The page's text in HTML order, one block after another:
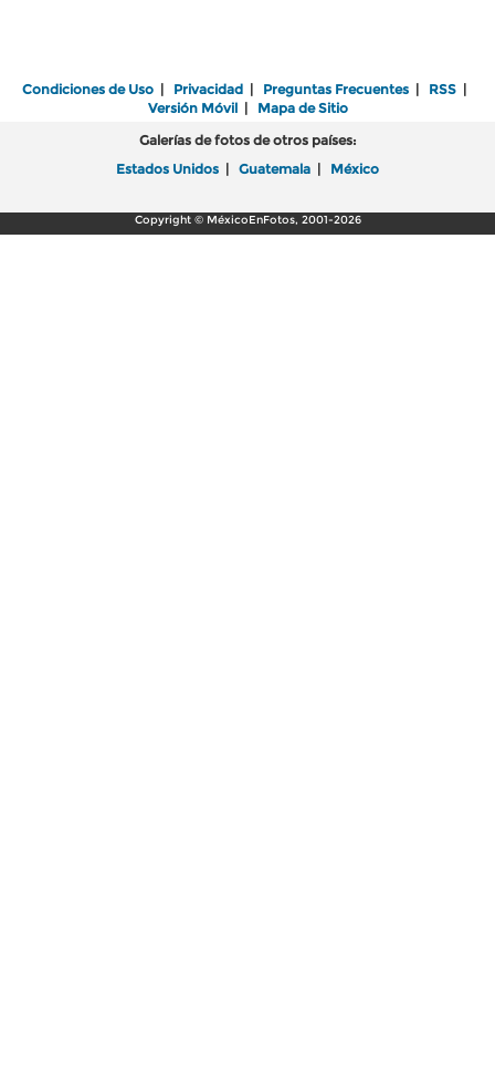
Condiciones de Uso | Privacidad | Preguntas Frecuentes | RSS |
Versión Móvil| Mapa de Sitio
Galerías de fotos de otros países:
Estados Unidos | Guatemala | México
Copyright © MéxicoEnFotos, 2001-2026